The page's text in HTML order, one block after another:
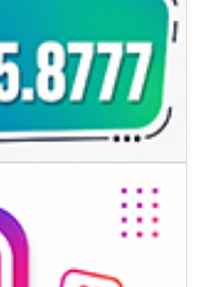
resultado da região